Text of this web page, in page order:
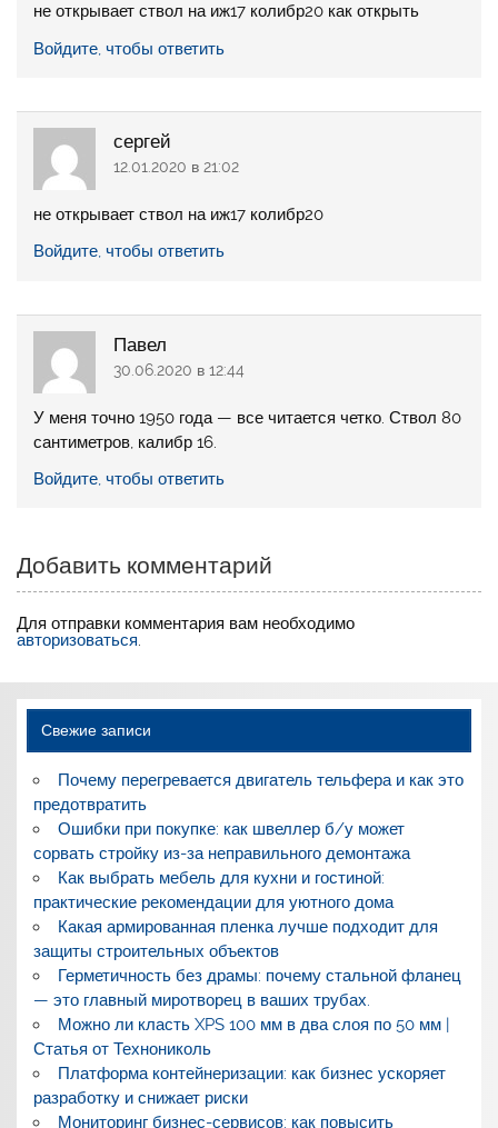
не открывает ствол на иж17 колибр20 как открыть
Войдите, чтобы ответить
сергей
12.01.2020 в 21:02
не открывает ствол на иж17 колибр20
Войдите, чтобы ответить
Павел
30.06.2020 в 12:44
У меня точно 1950 года — все читается четко. Ствол 80
сантиметров, калибр 16.
Войдите, чтобы ответить
Добавить комментарий
Для отправки комментария вам необходимо
авторизоваться.
Свежие записи
Почему перегревается двигатель тельфера и как это
предотвратить
Ошибки при покупке: как швеллер б/у может
сорвать стройку из-за неправильного демонтажа
Как выбрать мебель для кухни и гостиной:
практические рекомендации для уютного дома
Какая армированная пленка лучше подходит для
защиты строительных объектов
Герметичность без драмы: почему стальной фланец
— это главный миротворец в ваших трубах.
Можно ли класть XPS 100 мм в два слоя по 50 мм |
Статья от Технониколь
Платформа контейнеризации: как бизнес ускоряет
разработку и снижает риски
Мониторинг бизнес-сервисов: как повысить